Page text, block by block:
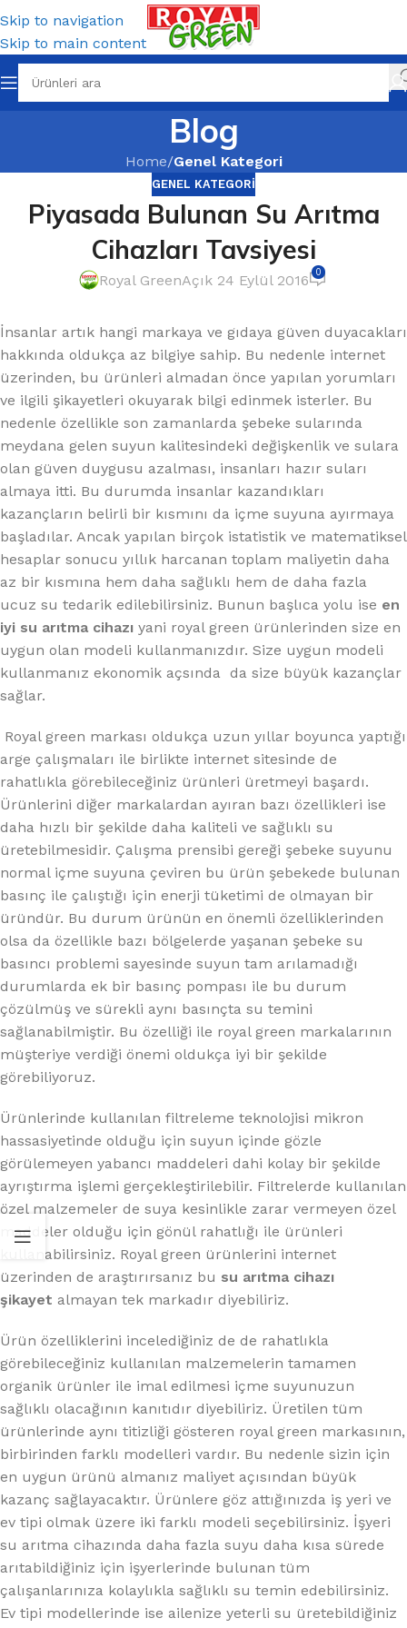
Skip to navigation
Skip to main content
Blog
Home/Genel Kategori
GENEL KATEGORI
Piyasada Bulunan Su Arıtma
Cihazları Tavsiyesi
Royal GreenAçık 24 Eylül 2016 0
İnsanlar artık hangi markaya ve gıdaya güven duyacakları
hakkında oldukça az bilgiye sahip. Bu nedenle internet
üzerinden, bu ürünleri almadan önce yapılan yorumları
ve ilgili şikayetleri okuyarak bilgi edinmek isterler. Bu
nedenle özellikle son zamanlarda şebeke sularında
meydana gelen suyun kalitesindeki değişkenlik ve sulara
olan güven duygusu azalması, insanları hazır suları
almaya itti. Bu durumda insanlar kazandıkları
kazançların belirli bir kısmını da içme suyuna ayırmaya
başladılar. Ancak yapılan birçok istatistik ve matematiksel
hesaplar sonucu yıllık harcanan toplam maliyetin daha
az bir kısmına hem daha sağlıklı hem de daha fazla
ucuz su tedarik edilebilirsiniz. Bunun başlıca yolu ise en
iyi su arıtma cihazı yani royal green ürünlerinden size en
uygun olan modeli kullanmanızdır. Size uygun modeli
kullanmanız ekonomik açsında da size büyük kazançlar
sağlar.
Royal green markası oldukça uzun yıllar boyunca yaptığı
arge çalışmaları ile birlikte internet sitesinde de
rahatlıkla görebileceğiniz ürünleri üretmeyi başardı.
Ürünlerini diğer markalardan ayıran bazı özellikleri ise
daha hızlı bir şekilde daha kaliteli ve sağlıklı su
üretebilmesidir. Çalışma prensibi gereği şebeke suyunu
normal içme suyuna çeviren bu ürün şebekede bulunan
basınç ile çalıştığı için enerji tüketimi de olmayan bir
üründür. Bu durum ürünün en önemli özelliklerinden
olsa da özellikle bazı bölgelerde yaşanan şebeke su
basıncı problemi sayesinde suyun tam arılamadığı
durumlarda ek bir basınç pompası ile bu durum
çözülmüş ve sürekli aynı basınçta su temini
sağlanabilmiştir. Bu özelliği ile royal green markalarının
müşteriye verdiği önemi oldukça iyi bir şekilde
görebiliyoruz.
Ürünlerinde kullanılan filtreleme teknolojisi mikron
hassasiyetinde olduğu için suyun içinde gözle
görülemeyen yabancı maddeleri dahi kolay bir şekilde
ayrıştırma işlemi gerçekleştirilebilir. Filtrelerde kullanılan
özel malzemeler de suya kesinlikle zarar vermeyen özel
maddeler olduğu için gönül rahatlığı ile ürünleri
kullanabilirsiniz. Royal green ürünlerini internet
üzerinden de araştırırsanız bu su arıtma cihazı
şikayet almayan tek markadır diyebiliriz.
Ürün özelliklerini incelediğiniz de de rahatlıkla
görebileceğiniz kullanılan malzemelerin tamamen
organik ürünler ile imal edilmesi içme suyunuzun
sağlıklı olacağının kanıtıdır diyebiliriz. Üretilen tüm
ürünlerinde aynı titizliği gösteren royal green markasının,
birbirinden farklı modelleri vardır. Bu nedenle sizin için
en uygun ürünü almanız maliyet açısından büyük
kazanç sağlayacaktır. Ürünlere göz attığınızda iş yeri ve
ev tipi olmak üzere iki farklı modeli seçebilirsiniz. İşyeri
su arıtma cihazında daha fazla suyu daha kısa sürede
arıtabildiğiniz için işyerlerinde bulunan tüm
çalışanlarınıza kolaylıkla sağlıklı su temin edebilirsiniz.
Ev tipi modellerinde ise ailenize yeterli su üretebildiğiniz